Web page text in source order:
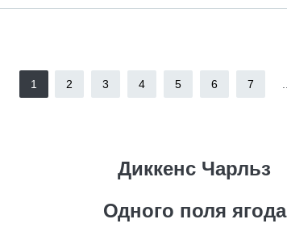
1 2 3 4 5 6 7
Диккенс Чарльз
Одного поля ягода